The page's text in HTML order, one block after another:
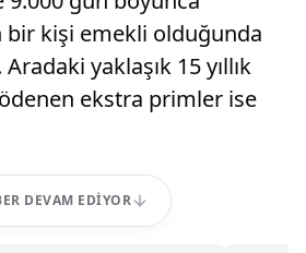
bir kişi emekli olduğunda
yaklaşık 15 yıllık
ekstra primler ise
DEVAM EDIYOR